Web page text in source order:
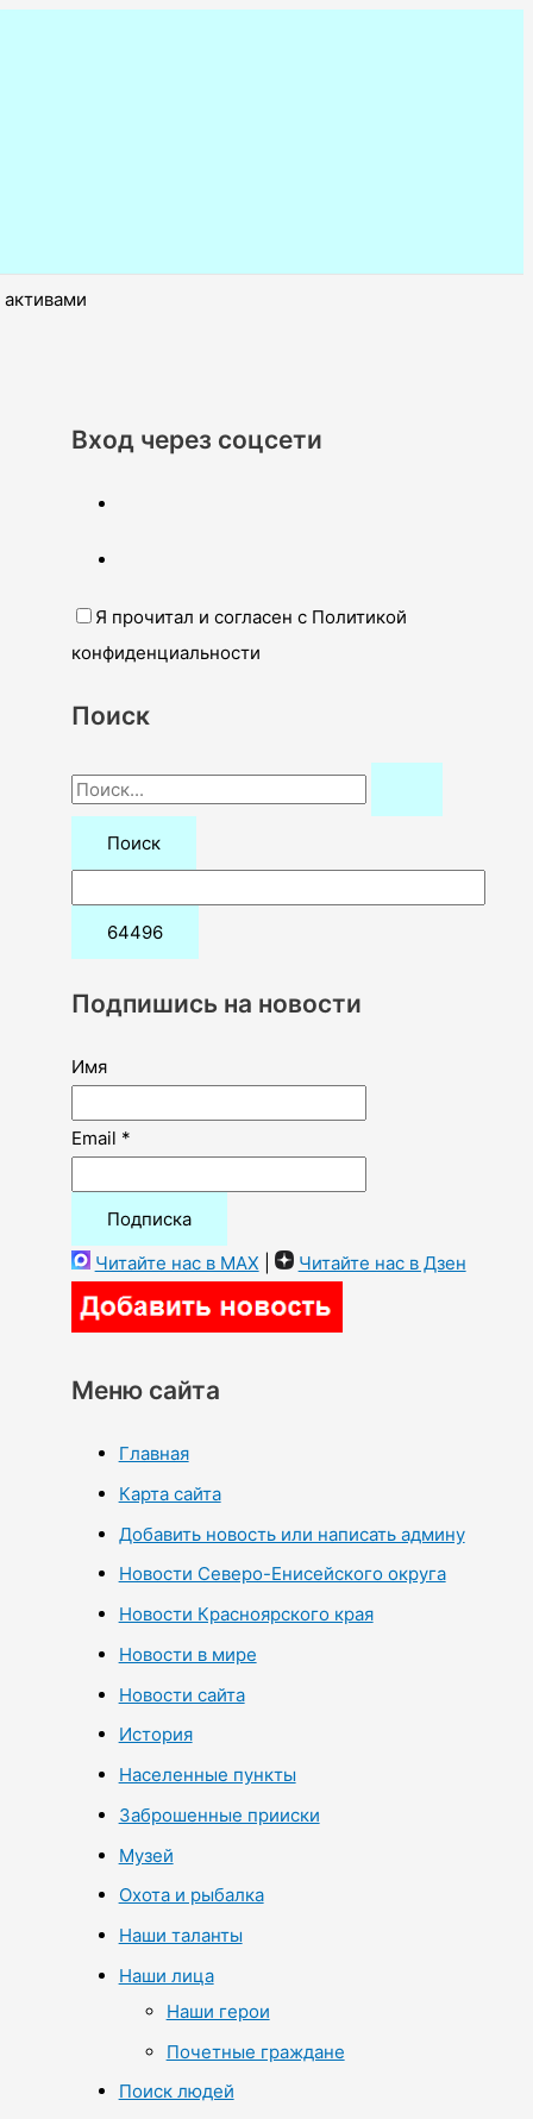
Вход через соцсети
Я прочитал и согласен с Политикой
конфиденциальности
Поиск
П
о
:
Подпишись на новости
Имя
Email *
Читайте нас в MAX Читайте нас в Дзен
Меню сайта
Главная
Карта сайта
Добавить новость или написать админу
Новости Северо-Енисейского округа
Новости Красноярского края
Новости в мире
Новости сайта
История
Населенные пункты
Заброшенные прииски
Музей
Охота и рыбалка
Наши таланты
Наши лица
Наши герои
Почетные граждане
Поиск людей